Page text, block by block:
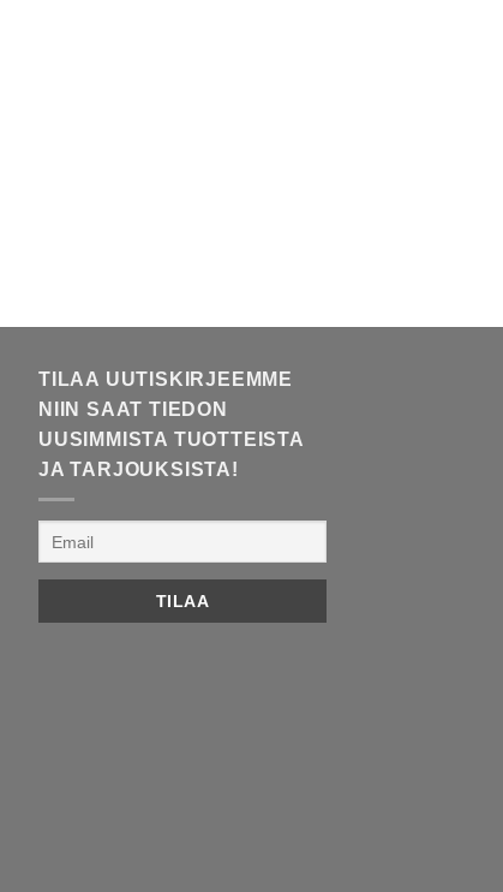
TILAA UUTISKIRJEEMME
NIIN SAAT TIEDON
UUSIMMISTA TUOTTEISTA
JA TARJOUKSISTA!